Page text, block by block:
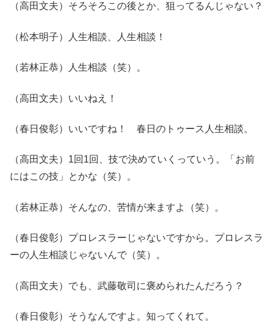
（高田文夫）そろそろこの後とか、狙ってるんじゃない？
（松本明子）人生相談、人生相談！
（若林正恭）人生相談（笑）。
（高田文夫）いいねえ！
（春日俊彰）いいですね！ 春日のトゥース人生相談。
（高田文夫）1回1回、技で決めていくっていう。「お前
にはこの技」とかな（笑）。
（若林正恭）そんなの、苦情が来ますよ（笑）。
（春日俊彰）プロレスラーじゃないですから。プロレスラ
ーの人生相談じゃないんで（笑）。
（高田文夫）でも、武藤敬司に褒められたんだろう？
（春日俊彰）そうなんですよ。知ってくれて。